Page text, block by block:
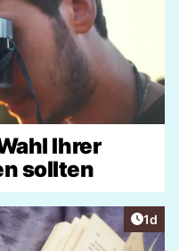
Ihrer
sollten
1d